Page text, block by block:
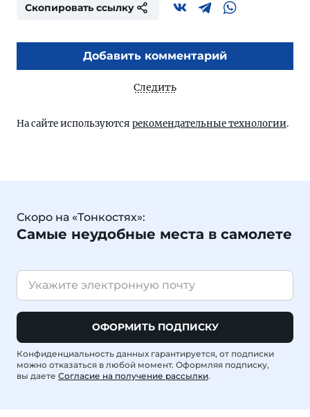
Скопировать ссылку
Добавить комментарий
Следить
На сайте используются рекомендательные технологии.
Скоро на «Тонкостях»:
Самые неудобные места в самолете
ОФОРМИТЬ ПОДПИСКУ
Конфиденциальность данных гарантируется, от подписки
можно отказаться в любой момент. Оформляя подписку,
вы даете Согласие на получение рассылки.